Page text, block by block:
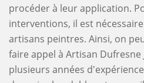
procéder à leur application.
interventions, il est
artisans peintres. Ainsi, on
faire appel à Artisan
plusieurs années